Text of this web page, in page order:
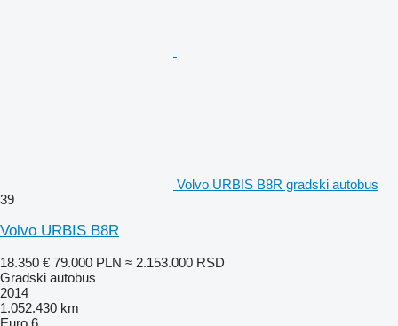
Volvo URBIS B8R gradski autobus
39
Volvo URBIS B8R
18.350 € 79.000 PLN ≈ 2.153.000 RSD
Gradski autobus
2014
1.052.430 km
Euro 6